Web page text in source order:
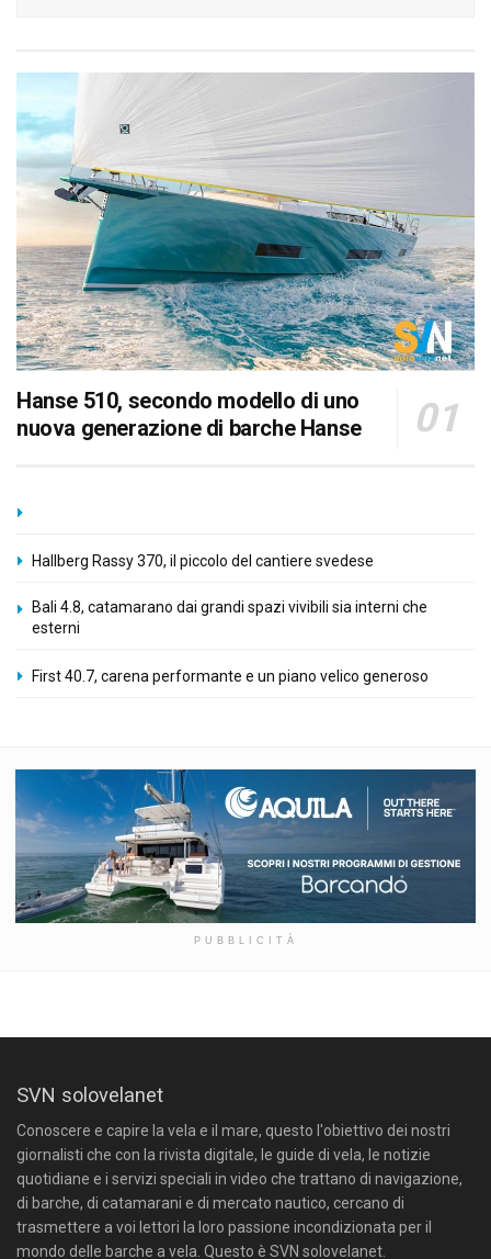
Hanse 510, secondo modello di uno
nuova generazione di barche Hanse
Hallberg Rassy 370, il piccolo del cantiere svedese
Bali 4.8, catamarano dai grandi spazi vivibili sia interni che
esterni
First 40.7, carena performante e un piano velico generoso
PUBBLICITÀ
SVN solovelanet
Conoscere e capire la vela e il mare, questo l'obiettivo dei nostri
giornalisti che con la rivista digitale, le guide di vela, le notizie
quotidiane e i servizi speciali in video che trattano di navigazione,
di barche, di catamarani e di mercato nautico, cercano di
trasmettere a voi lettori la loro passione incondizionata per il
mondo delle barche a vela. Questo è SVN solovelanet.